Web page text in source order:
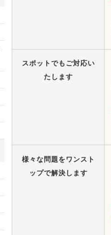
スポットでもご対応い
たします
様々な問題をワンスト
ップで解決します